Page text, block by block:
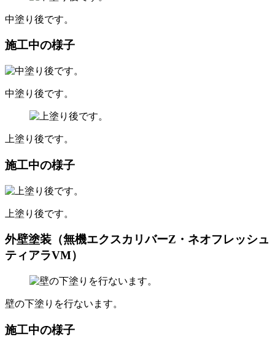
中塗り後です。
施工中の様子
中塗り後です。
上塗り後です。
施工中の様子
上塗り後です。
外壁塗装（無機エクスカリバーZ・ネオフレッシュ
ティアラVM）
壁の下塗りを行ないます。
施工中の様子